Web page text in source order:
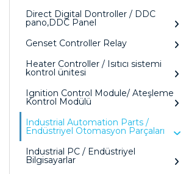
Direct Digital Dontroller / DDC
pano,DDC Panel
Genset Controller Relay
Heater Controller / Isıtıcı sistemi
kontrol ünitesi
Ignition Control Module/ Ateşleme
Kontrol Modülü
Industrial Automation Parts /
Endüstriyel Otomasyon Parçaları
Industrial PC / Endüstriyel
Bilgisayarlar